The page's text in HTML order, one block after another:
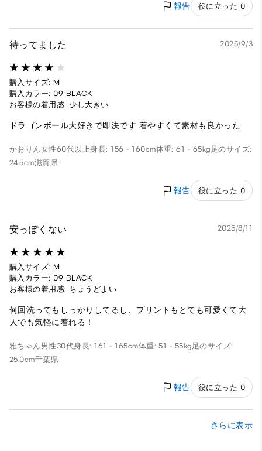
報告 役に立った 0
待ってました 2025/9/3
購入サイズ: M
購入カラー: 09 BLACK
お客様の着用感: 少し大きい
ドラゴンボール大好きで即決です 着やすくて素材も良かった
かおりん女性60代以上身長: 156 - 160cm体重: 61 - 65kg足のサイズ:
24.5cm滋賀県
報告 役に立った 0
安っぽくない 2025/8/11
購入サイズ: M
購入カラー: 09 BLACK
お客様の着用感: ちょうどよい
何回洗ってもしっかりしてるし、プリントもとても可愛くて大
人でも気軽に着れる！
雅ちゃん 男性30代身長: 161 - 165cm体重: 51 - 55kg足のサイズ:
25.0cm千葉県
報告 役に立った 0
さらに表示